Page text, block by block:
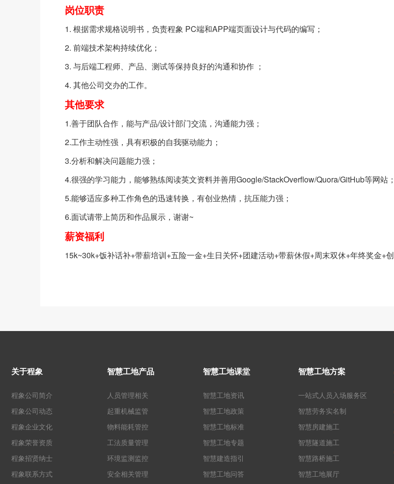
岗位职责
1. 根据需求规格说明书，负责程象 PC端和APP端页面设计与代码的编写；
2. 前端技术架构持续优化；
3. 与后端工程师、产品、测试等保持良好的沟通和协作 ；
4. 其他公司交办的工作。
其他要求
1.善于团队合作，能与产品/设计部门交流，沟通能力强；
2.工作主动性强，具有积极的自我驱动能力；
3.分析和解决问题能力强；
4.很强的学习能力，能够熟练阅读英文资料并善用Google/StackOverflow/Quora/GitHub等网站；
5.能够适应多种工作角色的迅速转换，有创业热情，抗压能力强；
6.面试请带上简历和作品展示，谢谢~
薪资福利
15k~30k+饭补话补+带薪培训+五险一金+生日关怀+团建活动+带薪休假+周末双休+年终奖金+
关于程象
程象公司简介
程象公司动态
程象企业文化
程象荣誉资质
程象招贤纳士
程象联系方式
智慧工地产品
人员管理相关
起重机械监管
物料能耗管控
工法质量管理
环境监测监控
安全相关管理
智慧工地课堂
智慧工地资讯
智慧工地政策
智慧工地标准
智慧工地专题
智慧建造指引
智慧工地问答
智慧工地方案
一站式人员入场服务区
智慧劳务实名制
智慧房建施工
智慧隧道施工
智慧路桥施工
智慧工地展厅